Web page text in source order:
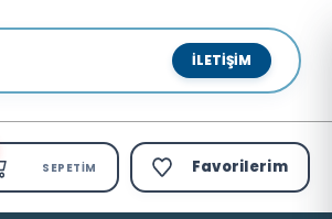
İLETIŞIM
SEPETIM Favorilerim